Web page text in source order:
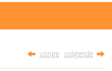
vorige volgende